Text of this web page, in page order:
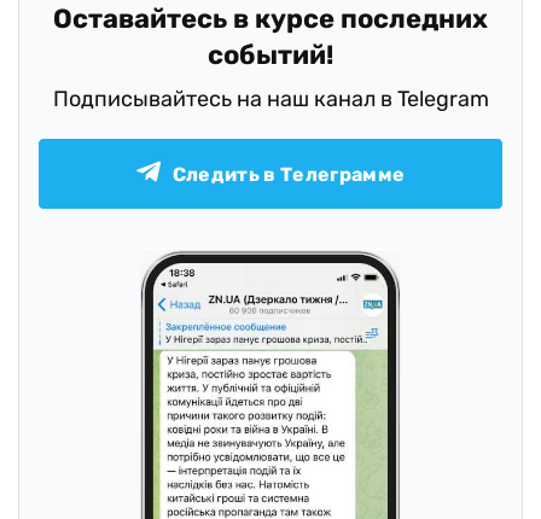
Оставайтесь в курсе последних
событий!
Подписывайтесь на наш канал в Telegram
Следить в Телеграмме